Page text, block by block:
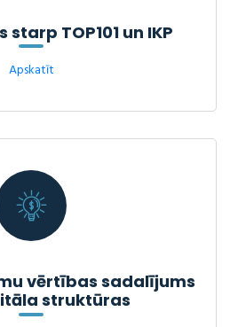
TOP101 un IKP
Apskatīt
vērtības sadalījums
struktūras